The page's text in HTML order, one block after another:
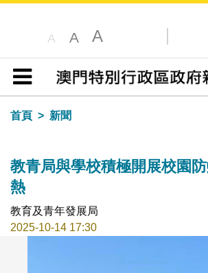
A A A
目錄
首頁
新聞
教青局與學校積極開展校園
熱
教育及青年發展局
2025-10-14 17:30